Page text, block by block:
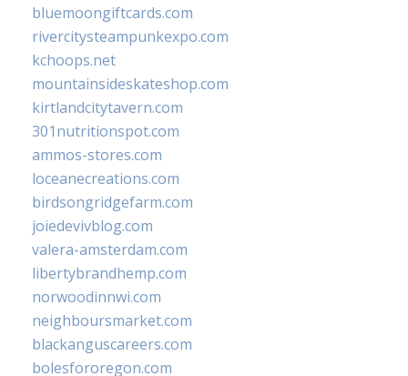
bluemoongiftcards.com
rivercitysteampunkexpo.com
kchoops.net
mountainsideskateshop.com
kirtlandcitytavern.com
301nutritionspot.com
ammos-stores.com
loceanecreations.com
birdsongridgefarm.com
joiedevivblog.com
valera-amsterdam.com
libertybrandhemp.com
norwoodinnwi.com
neighboursmarket.com
blackanguscareers.com
bolesfororegon.com